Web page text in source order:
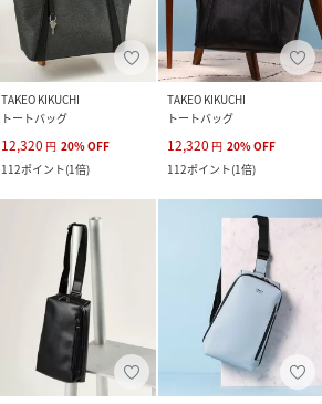
TAKEO KIKUCHI
トートバッグ
12,320 円 20%OFF
112ポイント(1倍)
TAKEO KIKUCHI
トートバッグ
12,320 円 20%OFF
112ポイント(1倍)